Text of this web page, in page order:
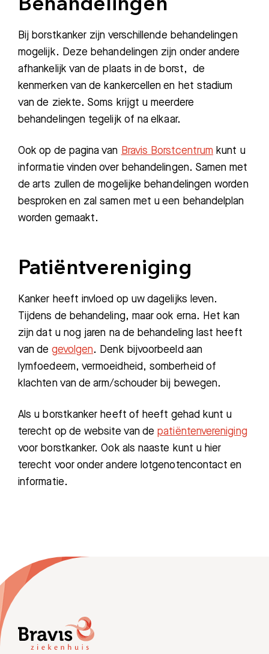
Meest gezocht:
Afspraak maken
Afdelingen
Behandelingen
Bij borstkanker zijn verschillende behandelingen
mogelijk. Deze behandelingen zijn onder andere
afhankelijk van de plaats in de borst, de
kenmerken van de kankercellen en het stadium
van de ziekte. Soms krijgt u meerdere
behandelingen tegelijk of na elkaar.
Ook op de pagina van Bravis Borstcentrum kunt u
informatie vinden over behandelingen. Samen met
de arts zullen de mogelijke behandelingen worden
besproken en zal samen met u een behandelplan
worden gemaakt.
Patiëntvereniging
Kanker heeft invloed op uw dagelijks leven.
Tijdens de behandeling, maar ook erna. Het kan
zijn dat u nog jaren na de behandeling last heeft
van de gevolgen. Denk bijvoorbeeld aan
lymfoedeem, vermoeidheid, somberheid of
klachten van de arm/schouder bij bewegen.
Als u borstkanker heeft of heeft gehad kunt u
terecht op de website van depatiëntenvereniging
voor borstkanker. Ook als naaste kunt u hier
terecht voor onder andere lotgenotencontact en
informatie.